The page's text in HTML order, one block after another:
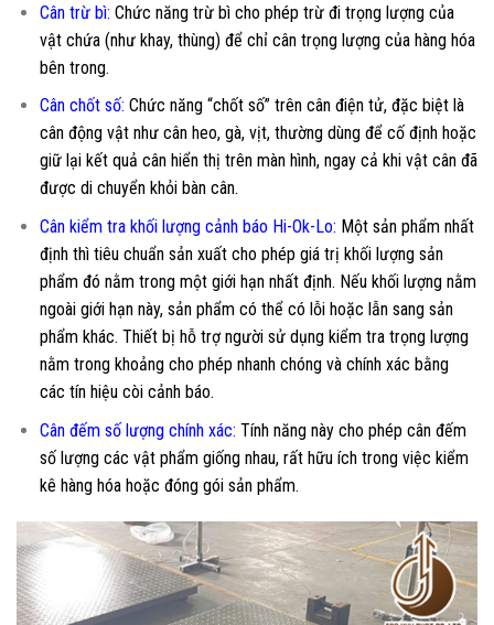
Cân trừ bì: Chức năng trừ bì cho phép trừ đi trọng lượng của
vật chứa (như khay, thùng) để chỉ cân trọng lượng của hàng hóa
bên trong.
Cân chốt số: Chức năng “chốt số” trên cân điện tử, đặc biệt là
cân động vật như cân heo, gà, vịt, thường dùng để cố định hoặc
giữ lại kết quả cân hiển thị trên màn hình, ngay cả khi vật cân đã
được di chuyển khỏi bàn cân.
Cân kiểm tra khối lượng cảnh báo Hi-Ok-Lo: Một sản phẩm nhất
định thì tiêu chuẩn sản xuất cho phép giá trị khối lượng sản
phẩm đó nằm trong một giới hạn nhất định. Nếu khối lượng nằm
ngoài giới hạn này, sản phẩm có thể có lỗi hoặc lẫn sang sản
phẩm khác. Thiết bị hỗ trợ người sử dụng kiểm tra trọng lượng
nằm trong khoảng cho phép nhanh chóng và chính xác bằng
các tín hiệu còi cảnh báo.
Cân đếm số lượng chính xác: Tính năng này cho phép cân đếm
số lượng các vật phẩm giống nhau, rất hữu ích trong việc kiểm
kê hàng hóa hoặc đóng gói sản phẩm.